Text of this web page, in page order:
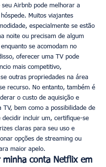
seu Airbnb pode melhorar a
Muitos viajantes
especialmente se estão
noite ou precisam de algum
se acomodam no
oferecer uma TV pode
mais competitivo,
outras propriedades na área
recurso. No entanto, também é
o custo de aquisição e
TV, bem como a possibilidade de
decidir incluir um, certifique-se
claras para seu uso e
opções de streaming ou
maior apelo.
minha conta Netflix em